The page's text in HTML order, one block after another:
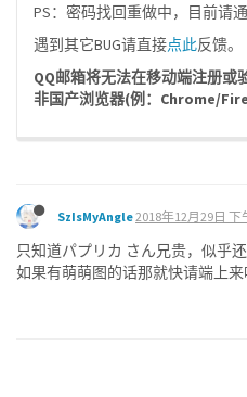
PS：密码找回重做中，目前请
遇到其它BUG请直接点此反馈。
QQ邮箱将无法在移动端注册或
非国产浏览器(例：Chrome/
SzIsMyAngle2018年12月29日 下
只知道パプリカ さん兄贵，似乎
如果有萌萌图的话那就快请端上